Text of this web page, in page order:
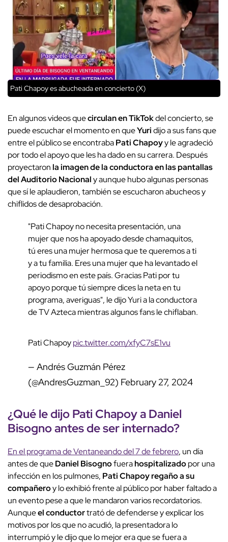
Pati Chapoy es abucheada en concierto (X)
En algunos videos quecirculan en TikTokdel concierto, se
puede escuchar el momento en queYuridijo a sus fans que
entre el público se encontrabaPati Chapoyy le agradeció
por todo el apoyo que les ha dado en su carrera. Después
proyectaronla imagen de la conductora en las pantallas
del Auditorio Nacionaly aunque hubo algunas personas
que sí le aplaudieron, también se escucharon abucheos y
chiflidos de desaprobación.
"Pati Chapoy no necesita presentación, una
mujer que nos ha apoyado desde chamaquitos,
tú eres una mujer hermosa que te queremos a ti
y a tu familia. Eres una mujer que ha levantado el
periodismo en este país. Gracias Pati por tu
apoyo porque tú siempre dices la neta en tu
programa, averiguas", le dijo Yuri a la conductora
de TV Azteca mientras algunos fans le chiflaban.
Pati Chapoypic.twitter.com/xfyC7sE1vu
— Andrés Guzmán Pérez
(@AndresGuzman_92) February 27, 2024
¿Qué le dijo Pati Chapoy a Daniel
Bisogno antes de ser internado?
En el programa de Ventaneando del 7 de febrero, un día
antes de queDaniel Bisognofuerahospitalizadopor una
infección en los pulmones, Pati Chapoy regaño a su
compañeroy lo exhibió frente al público por haber faltado a
un evento pese a que le mandaron varios recordatorios.
Aunqueel conductortrató de defenderse y explicar los
motivos por los que no acudió, la presentadora lo
interrumpió y le dijo que lo mejor era que se fuera a